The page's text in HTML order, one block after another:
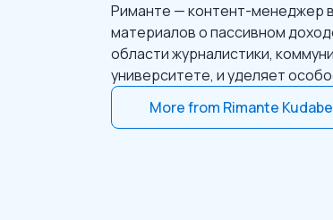
Риманте — контент-менеджер
материалов о пассивном
области журналистики,
университете, и уделяет
More from Rimante Kudabe